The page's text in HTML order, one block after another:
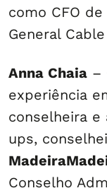
como CFO
General
Anna Chaia –
experiência
conselheira
ups,
Conselho